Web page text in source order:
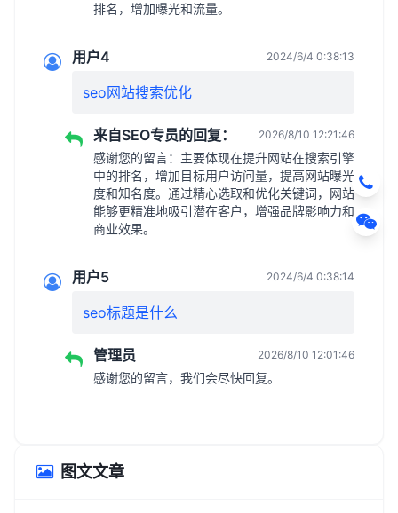
排名，增加曝光和流量。
用户4 2024/6/4 0:38:13
seo网站搜索优化
来自SEO专员的回复： 2026/8/10 12:21:46
感谢您的留言：主要体现在提升网站在搜索引擎
中的排名，增加目标用户访问量，提高网站曝光
度和知名度。通过精心选取和优化关键词，网站
能够更精准地吸引潜在客户，增强品牌影响力和
商业效果。
用户5 2024/6/4 0:38:14
seo标题是什么
管理员 2026/8/10 12:01:46
感谢您的留言，我们会尽快回复。
图文文章